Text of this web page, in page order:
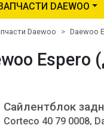
DAEWOO
Daewoo Daewoo
Espero
Сайлентблок
Corteco 40 79 0008,